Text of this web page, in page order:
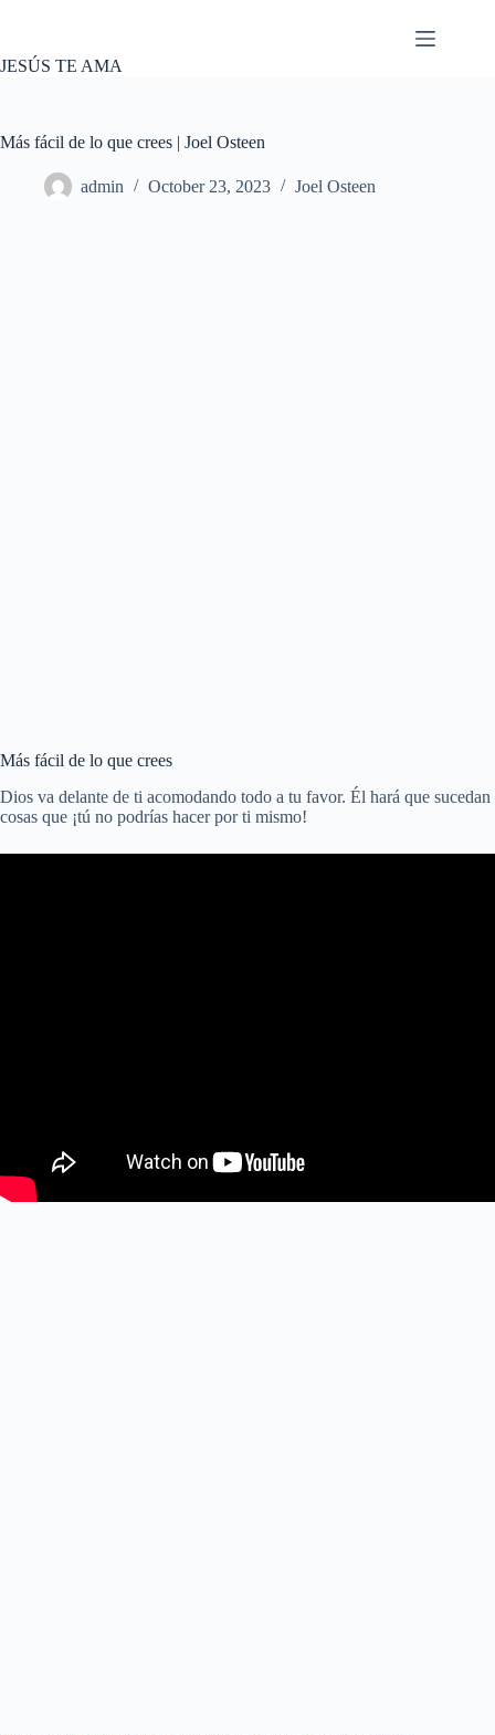
JESÚS TE AMA
Más fácil de lo que crees | Joel Osteen
admin October 23, 2023 Joel Osteen
Más fácil de lo que crees
Dios va delante de ti acomodando todo a tu favor. Él hará que sucedan
cosas que ¡tú no podrías hacer por ti mismo!